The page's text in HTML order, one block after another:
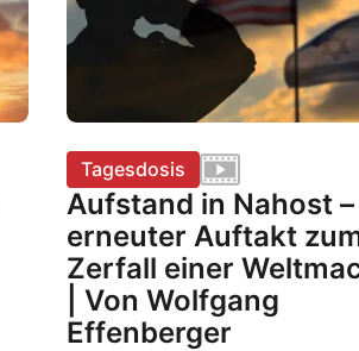
Tagesdosis
Aufstand in Nahost –
erneuter Auftakt
Zerfall einer
| Von Wolfgang
Effenberger